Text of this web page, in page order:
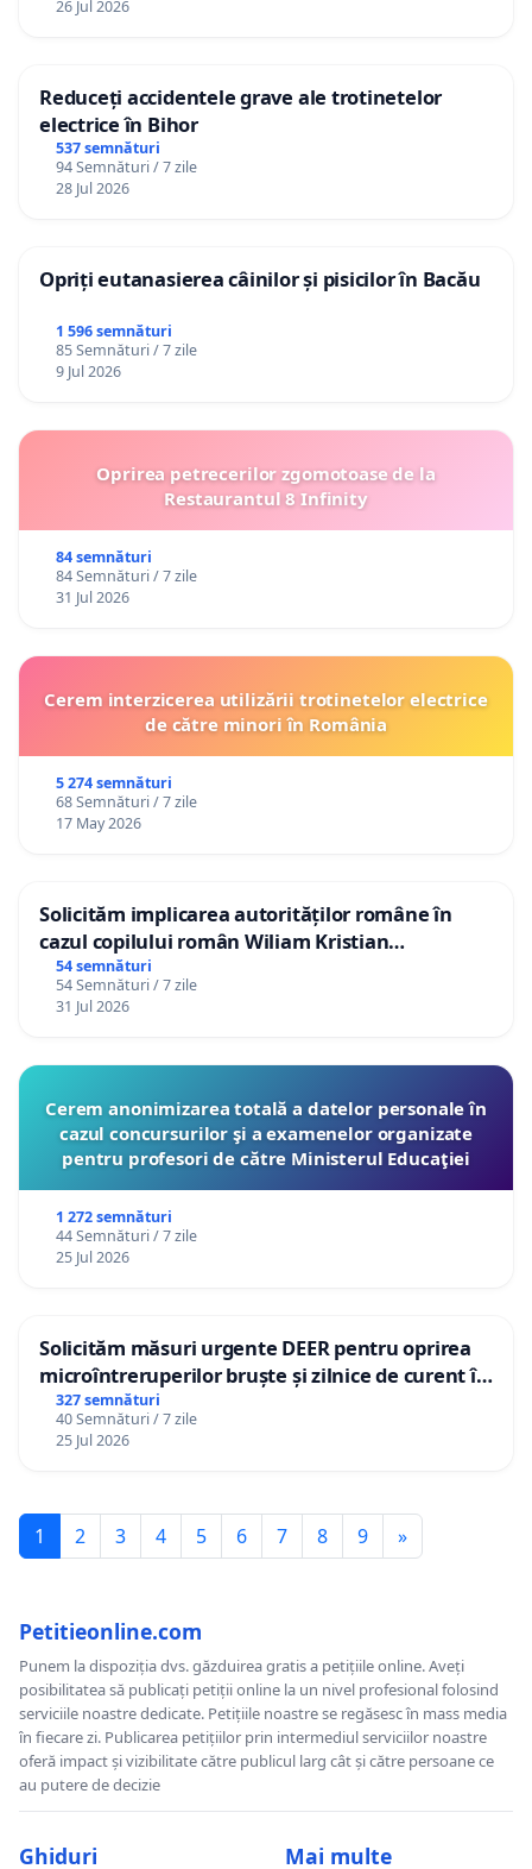
26 Jul 2026
Reduceți accidentele grave ale trotinetelor
electrice în Bihor
537 semnături
94 Semnături / 7 zile
28 Jul 2026
Opriți eutanasierea câinilor și pisicilor în Bacău
1 596 semnături
85 Semnături / 7 zile
9 Jul 2026
Oprirea petrecerilor zgomotoase de la
Restaurantul 8 Infinity
84 semnături
84 Semnături / 7 zile
31 Jul 2026
Cerem interzicerea utilizării trotinetelor electrice
de către minori în România
5 274 semnături
68 Semnături / 7 zile
17 May 2026
Solicităm implicarea autorităților române în
cazul copilului român Wiliam Kristian
Gheorghe, aflat în plasament în Danemarca de
12 ani
54 semnături
54 Semnături / 7 zile
31 Jul 2026
Cerem anonimizarea totală a datelor personale în
cazul concursurilor şi a examenelor organizate
pentru profesori de către Ministerul Educaţiei
1 272 semnături
44 Semnături / 7 zile
25 Jul 2026
Solicităm măsuri urgente DEER pentru oprirea
microîntreruperilor bruște și zilnice de curent în
Sâncraiu de Mureș și Nazna
327 semnături
40 Semnături / 7 zile
25 Jul 2026
1 2 3 4 5 6 7 8 9 »
Petitieonline.com
Punem la dispoziția dvs. găzduirea gratis a petițiile online. Aveți
posibilitatea să publicați petiții online la un nivel profesional folosind
serviciile noastre dedicate. Petițiile noastre se regăsesc în mass media
în fiecare zi. Publicarea petițiilor prin intermediul serviciilor noastre
oferă impact și vizibilitate către publicul larg cât și către persoane ce
au putere de decizie
Ghiduri Mai multe